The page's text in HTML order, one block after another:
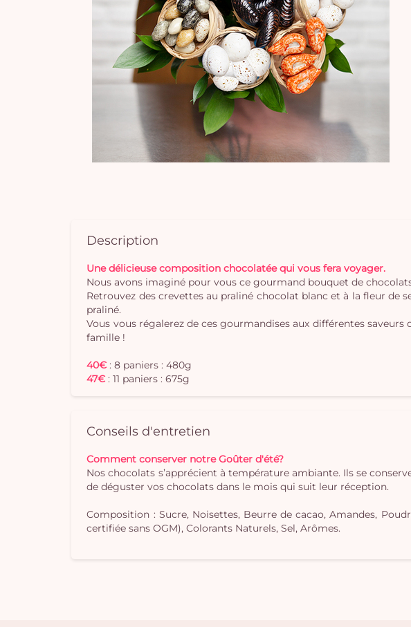
Description
Une délicieuse composition chocolatée qui vous fera voyager.
Nous avons imaginé pour vous ce gourmand bouquet de
Retrouvez des crevettes au praliné chocolat blanc et à la fleur de
praliné.
Vous vous régalerez de ces gourmandises aux différentes
famille !
40€: 8 paniers : 480g
47€: 11 paniers : 675g
Conseils d'entretien
Comment conserver notre Goûter d'été?
Nos chocolats s’apprécient à température ambiante. Ils se
de déguster vos chocolats dans le mois qui suit leur réception.
Composition : Sucre, Noisettes, Beurre de cacao, Amandes,
certifiée sans OGM), Colorants Naturels, Sel, Arômes.